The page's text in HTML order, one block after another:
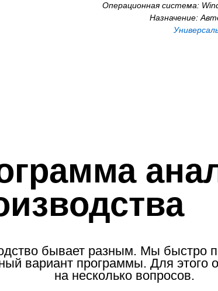
Операционная система:
Назначение:
бывает разным. Мы быстро
вариант программы. Для этого
на несколько вопросов.